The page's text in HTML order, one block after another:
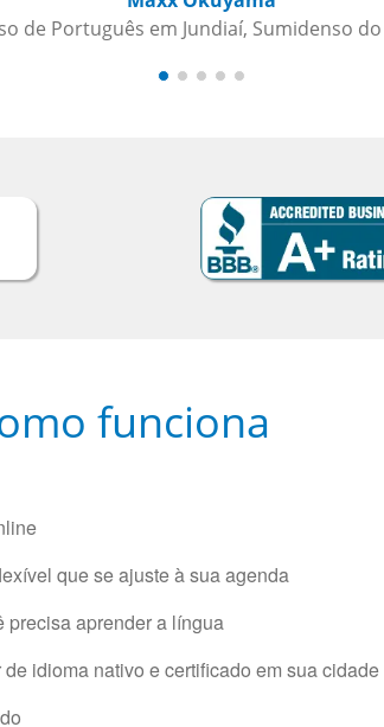
funciona
que se ajuste à sua agenda
precisa aprender a língua
idioma nativo e certificado em sua